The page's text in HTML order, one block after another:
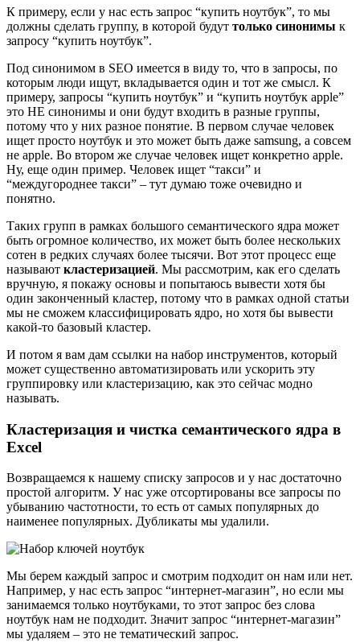
К примеру, если у нас есть запрос “купить ноутбук”, то мы
должны сделать группу, в которой будут только синонимы к
запросу “купить ноутбук”.
Под синонимом в SEO имеется в виду то, что в запросы, по
которым люди ищут, вкладывается один и тот же смысл. К
примеру, запросы “купить ноутбук” и “купить ноутбук apple”
это НЕ синонимы и они будут входить в разные группы,
потому что у них разное понятие. В первом случае человек
ищет просто ноутбук и это может быть даже samsung, а совсем
не apple. Во втором же случае человек ищет конкретно apple.
Ну, еще один пример. Человек ищет “такси” и
“междугороднее такси” – тут думаю тоже очевидно и
понятно.
Таких групп в рамках большого семантического ядра может
быть огромное количество, их может быть более нескольких
сотен в редких случаях более тысячи. Вот этот процесс еще
называют кластеризацией. Мы рассмотрим, как его сделать
вручную, я покажу основы и попытаюсь вывести хотя бы
один законченный кластер, потому что в рамках одной статьи
мы не сможем классифицировать ядро, но хотя бы вывести
какой-то базовый кластер.
И потом я вам дам ссылки на набор инструментов, который
может существенно автоматизировать или ускорить эту
группировку или кластеризацию, как это сейчас модно
называть.
Кластеризация и чистка семантического ядра в
Excel
Возвращаемся к нашему списку запросов и у нас достаточно
простой алгоритм. У нас уже отсортированы все запросы по
убыванию частотности, то есть от самых популярных до
наименее популярных. Дубликаты мы удалили.
Мы берем каждый запрос и смотрим подходит он нам или нет.
Например, у нас есть запрос “интернет-магазин”, но если мы
занимаемся только ноутбуками, то этот запрос без слова
ноутбук нам не подходит. Значит запрос “интернет-магазин”
мы удаляем – это не тематический запрос.